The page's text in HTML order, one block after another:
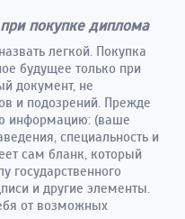
покупке диплома
легкой. Покупка
будущее только при
документ, не
и подозрений. Прежде
информацию: (ваше
специальность и
сам бланк, который
государственного
и другие элементы.
от возможных